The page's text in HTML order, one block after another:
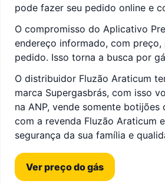
pode fazer seu pedido online e
O compromisso do Aplicativo
endereço informado, com
pedido. Isso torna a busca por
O distribuidor Fluzão Araticum
marca Supergasbrás, com isso
na ANP, vende somente
com a revenda Fluzão Araticum
segurança da sua família e
Ver preço do gás